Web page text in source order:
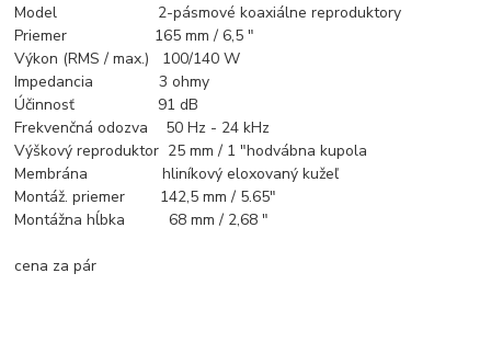
Model 2-pásmové koaxiálne reproduktory
Priemer 165 mm / 6,5 "
Výkon (RMS / max.) 100/140 W
Impedancia 3 ohmy
Účinnosť 91 dB
Frekvenčná odozva 50 Hz - 24 kHz
Výškový reproduktor 25 mm / 1 "hodvábna kupola
Membrána hliníkový eloxovaný kužeľ
Montáž. priemer 142,5 mm / 5.65"
Montážna hĺbka 68 mm / 2,68 "
cena za pár